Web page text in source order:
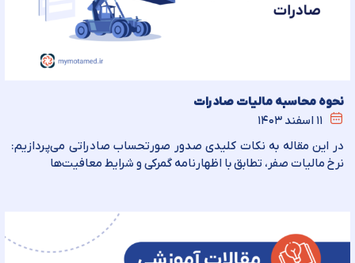
نحوه محاسبه مالیات صادرات
۱۱ اسفند ۱۴۰۳
در این مقاله به نکات کلیدی صدور صورتحساب صادراتی می‌پردازیم:
نرخ مالیات صفر، تطابق با اظهارنامه گمرکی و شرایط معافیت‌ها